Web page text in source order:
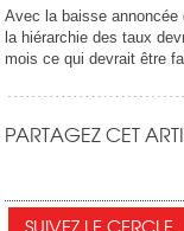
Avec la baisse
la hiérarchie des taux
mois ce qui devrait être
PARTAGEZ CET
SUIVEZ LE CERCLE